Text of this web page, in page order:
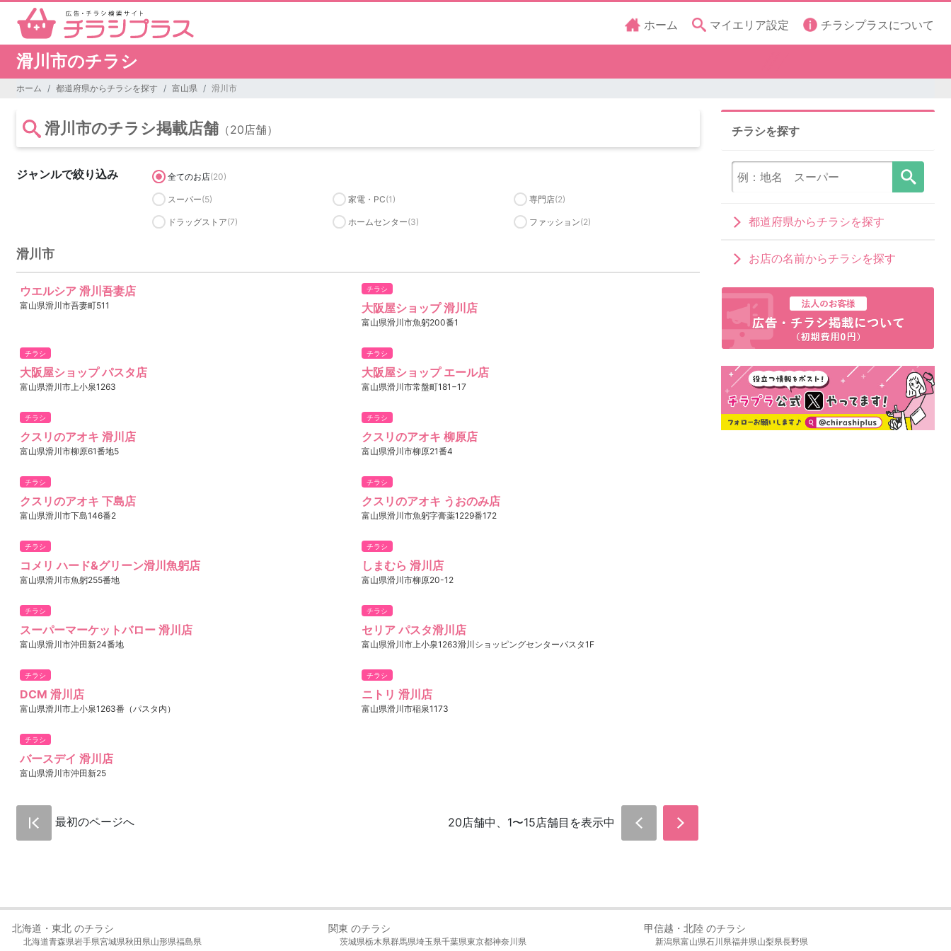
ホーム マイエリア設定 チラシプラスについて
滑川市のチラシ
ホーム 都道府県からチラシを探す 富山県 滑川市
滑川市のチラシ掲載店舗 （20店舗）
ジャンルで絞り込み 全てのお店(20)
スーパー(5) 家電・PC(1) 専門店(2)
ドラッグストア(7) ホームセンター(3) ファッション(2)
滑川市
ウエルシア 滑川吾妻店
富山県滑川市吾妻町511
チラシ
大阪屋ショップ 滑川店
富山県滑川市魚躬200番1
チラシ
大阪屋ショップ パスタ店
富山県滑川市上小泉1263
チラシ
大阪屋ショップ エール店
富山県滑川市常盤町181−17
チラシ
クスリのアオキ 滑川店
富山県滑川市柳原61番地5
チラシ
クスリのアオキ 柳原店
富山県滑川市柳原21番4
チラシ
クスリのアオキ 下島店
富山県滑川市下島146番2
チラシ
クスリのアオキ うおのみ店
富山県滑川市魚躬字膏薬1229番172
チラシ
コメリ ハード&グリーン滑川魚躬店
富山県滑川市魚躬255番地
チラシ
しまむら 滑川店
富山県滑川市柳原20-12
チラシ
スーパーマーケットバロー 滑川店
富山県滑川市沖田新24番地
チラシ
セリア パスタ滑川店
富山県滑川市上小泉1263滑川ショッピングセンターパスタ1F
チラシ
DCM 滑川店
富山県滑川市上小泉1263番（パスタ内）
チラシ
ニトリ 滑川店
富山県滑川市稲泉1173
チラシ
バースデイ 滑川店
富山県滑川市沖田新25
最初のページへ 20店舗中、1〜15店舗目を表示中
チラシを探す
都道府県からチラシを探す
お店の名前からチラシを探す
北海道・東北 のチラシ
北海道青森県岩手県宮城県秋田県山形県福島県
関東 のチラシ
茨城県栃木県群馬県埼玉県千葉県東京都神奈川県
甲信越・北陸 のチラシ
新潟県富山県石川県福井県山梨県長野県